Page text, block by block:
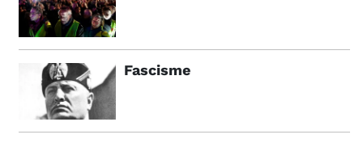
Fascisme